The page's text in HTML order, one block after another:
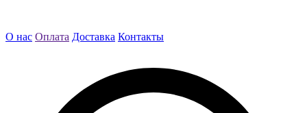
О нас Оплата Доставка Контакты